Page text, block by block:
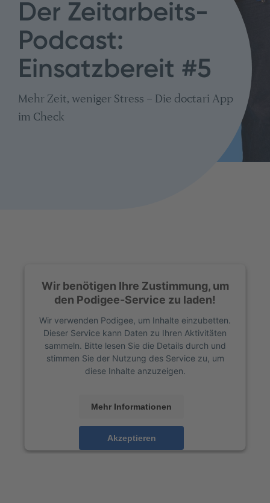
Der Zeitarbeits-
Podcast:
Einsatzbereit #5
Mehr Zeit, weniger Stress – Die doctari App
im Check
Wir benötigen Ihre Zustimmung, um
den Podigee-Service zu laden!
Wir verwenden Podigee, um Inhalte einzubetten.
Dieser Service kann Daten zu Ihren Aktivitäten
sammeln. Bitte lesen Sie die Details durch und
stimmen Sie der Nutzung des Service zu, um
diese Inhalte anzuzeigen.
Mehr Informationen
Akzeptieren